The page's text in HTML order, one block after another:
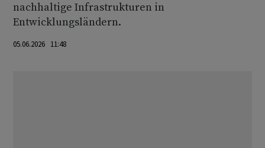
nachhaltige Infrastrukturen in
Entwicklungsländern.
05.06.2026 11:48